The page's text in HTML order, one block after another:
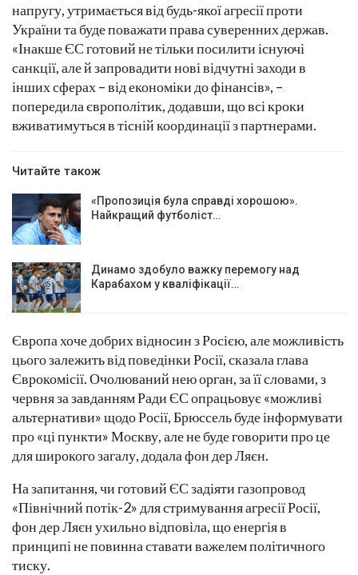
напругу, утримається від будь-якої агресії проти
України та буде поважати права суверенних держав.
«Інакше ЄС готовий не тільки посилити існуючі
санкції, але й запровадити нові відчутні заходи в
інших сферах – від економіки до фінансів», –
попередила європолітик, додавши, що всі кроки
вживатимуться в тісній координації з партнерами.
Читайте також
«Пропозиція була справді хорошою».
Найкращий футболіст…
Динамо здобуло важку перемогу над
Карабахом у кваліфікації…
Європа хоче добрих відносин з Росією, але можливість
цього залежить від поведінки Росії, сказала глава
Єврокомісії. Очолюваний нею орган, за її словами, з
червня за завданням Ради ЄС опрацьовує «можливі
альтернативи» щодо Росії, Брюссель буде інформувати
про «ці пункти» Москву, але не буде говорити про це
для широкого загалу, додала фон дер Ляєн.
На запитання, чи готовий ЄС задіяти газопровод
«Північний потік-2» для стримування агресії Росії,
фон дер Ляєн ухильно відповіла, що енергія в
принципі не повинна ставати важелем політичного
тиску.